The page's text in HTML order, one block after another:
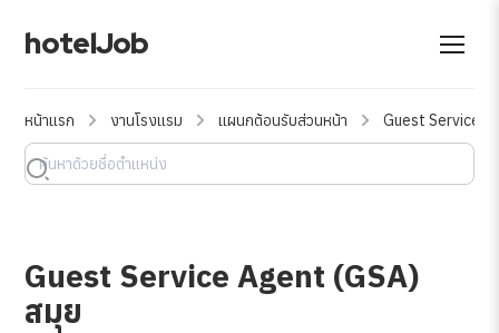
hotelJob
หน้าแรก งานโรงแรม แผนกต้อนรับส่วนหน้า Guest Service
Guest Service Agent (GSA)
สมุย